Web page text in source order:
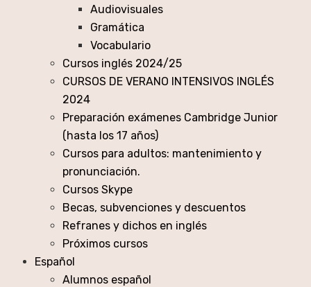
Audiovisuales
Gramática
Vocabulario
Cursos inglés 2024/25
CURSOS DE VERANO INTENSIVOS INGLÉS
2024
Preparación exámenes Cambridge Junior
(hasta los 17 años)
Cursos para adultos: mantenimiento y
pronunciación.
Cursos Skype
Becas, subvenciones y descuentos
Refranes y dichos en inglés
Próximos cursos
Español
Alumnos español